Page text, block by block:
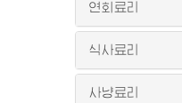
연회료리
식사료리
사냥료리